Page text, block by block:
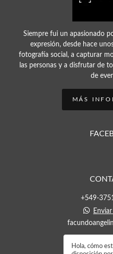
Siempre fui un apasionado
expresión, desde hace
fotografía social, a capturar
las personas y a disfrutar de
de
MÁS
+549-
Hola, cómo